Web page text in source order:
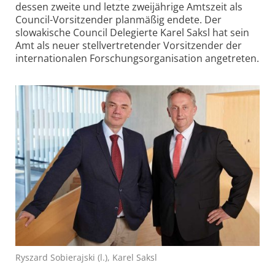
dessen zweite und letzte zweijährige Amtszeit als
Council-Vorsitzender planmäßig endete. Der
slowakische Council Delegierte Karel Saksl hat sein
Amt als neuer stellvertretender Vorsitzender der
internationalen Forschungsorganisation angetreten.
Ryszard Sobierajski (l.), Karel Saksl